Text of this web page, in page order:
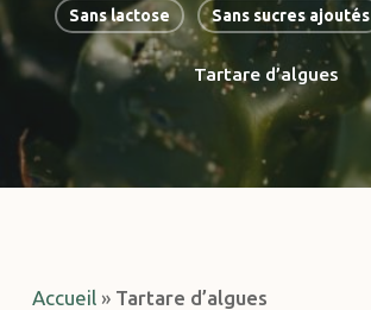
Sans lactose Sans sucres ajoutés
Tartare d’algues
Accueil» Tartare d’algues